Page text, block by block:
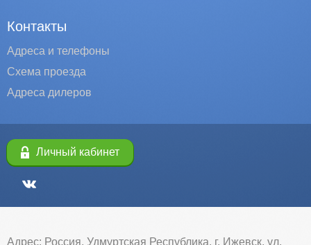
Контакты
Адреса и телефоны
Схема проезда
Адреса дилеров
Личный кабинет
Адрес: Россия, Удмуртская Республика, г. Ижевск, ул.